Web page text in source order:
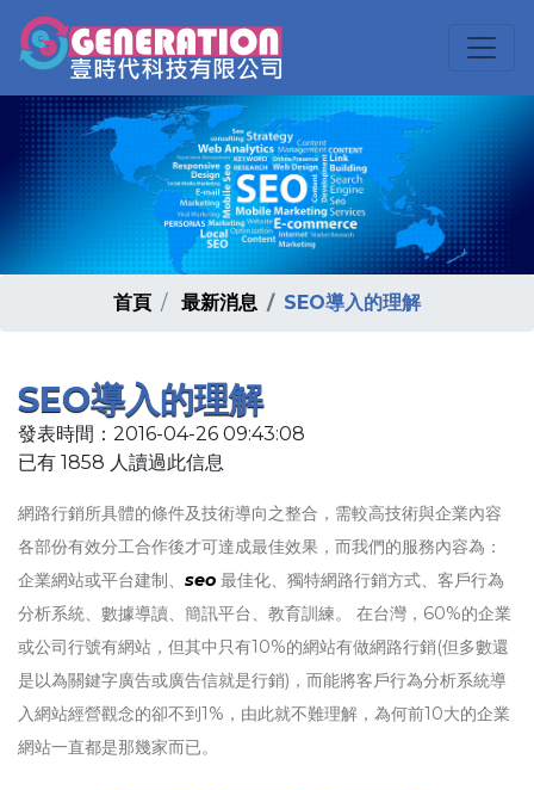
首頁 最新消息 SEO導入的理解
SEO導入的理解
發表時間：2016-04-26 09:43:08
已有 1858 人讀過此信息
網路行銷所具體的條件及技術導向之整合，需較高技術與企業內容
各部份有效分工合作後才可達成最佳效果，而我們的服務內容為：
企業網站或平台建制、 seo 最佳化、獨特網路行銷方式、客戶行為
分析系統、數據導讀、簡訊平台、教育訓練。 在台灣，60%的企業
或公司行號有網站，但其中只有10%的網站有做網路行銷(但多數還
是以為關鍵字廣告或廣告信就是行銷)，而能將客戶行為分析系統導
入網站經營觀念的卻不到1%，由此就不難理解，為何前10大的企業
網站一直都是那幾家而已。